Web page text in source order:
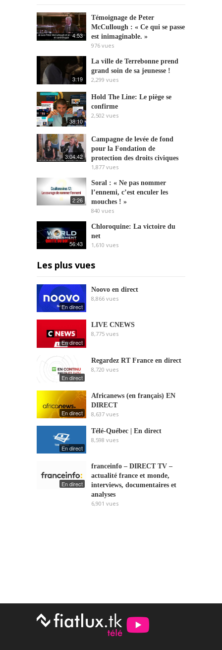
4:53
Témoignage de Peter
McCullough : « Ce qui se passe
est inimaginable. »
976 vues
3:19
La ville de Terrebonne prend
grand soin de sa jeunesse !
2,299 vues
38:10
Hold The Line: Le piège se
confirme
2,502 vues
3:04:42
Campagne de levée de fond
pour la Fondation de
protection des droits civiques
1,877 vues
2:26
Soral : « Ne pas nommer
l’ennemi, c’est enculer les
mouches ! »
840 vues
56:43
Chloroquine: La victoire du
net
1,610 vues
Les plus vues
En direct
Noovo en direct
8,866 vues
En direct
LIVE CNEWS
8,775 vues
En direct
Regardez RT France en direct
8,720 vues
En direct
Africanews (en français) EN
DIRECT
8,637 vues
En direct
Télé-Québec | En direct
8,598 vues
En direct
franceinfo – DIRECT TV –
actualité france et monde,
interviews, documentaires et
analyses
6,901 vues